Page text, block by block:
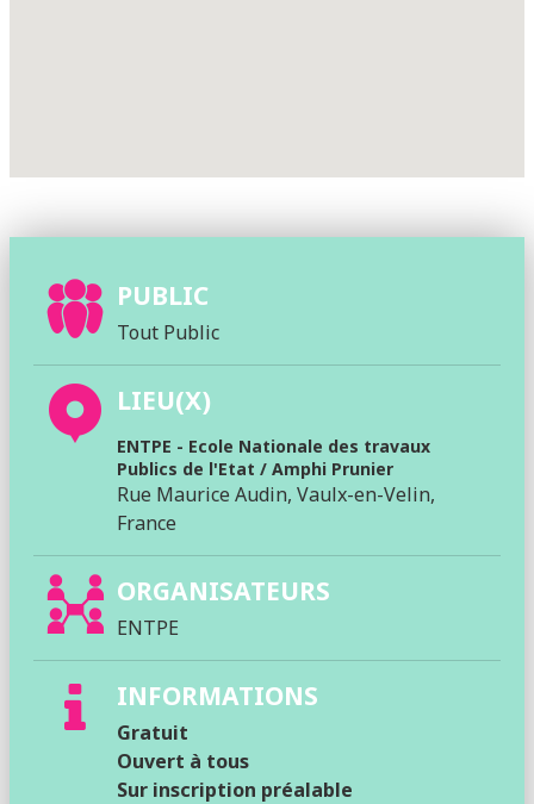
PUBLIC
Tout Public
LIEU(X)
ENTPE - Ecole Nationale des travaux
Publics de l'Etat / Amphi Prunier
Rue Maurice Audin, Vaulx-en-Velin,
France
ORGANISATEURS
ENTPE
INFORMATIONS
Gratuit
Ouvert à tous
Sur inscription préalable